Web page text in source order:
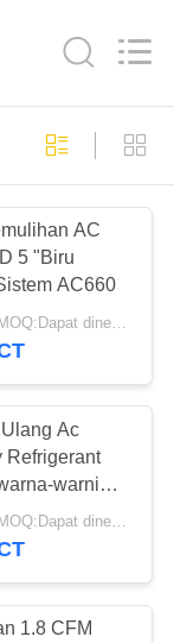
109
61
AC
5 "Biru
AC660
negotiable MOQ:Dapat dinegosiasikan
Ac
Refrigerant
warni
negotiable MOQ:Dapat dinegosiasikan
1.8 CFM